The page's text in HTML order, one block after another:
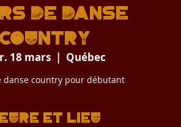
de danse
country
18 mars
  |
Québec
danse country pour débutant
et lieu